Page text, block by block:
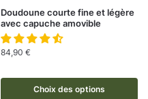
Doudoune courte fine et légère
avec capuche amovible
84,90 €
Choix des options